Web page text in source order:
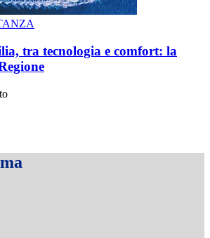
tra tecnologia e comfort: la